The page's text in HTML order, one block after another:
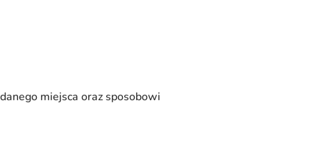
miejsca oraz sposobowi